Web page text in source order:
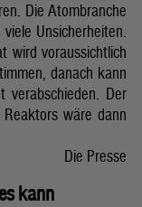
Die Atombranche
Unsicherheiten.
wird voraussichtlich
danach kann
verabschieden. Der
wäre dann
Die Presse
kann